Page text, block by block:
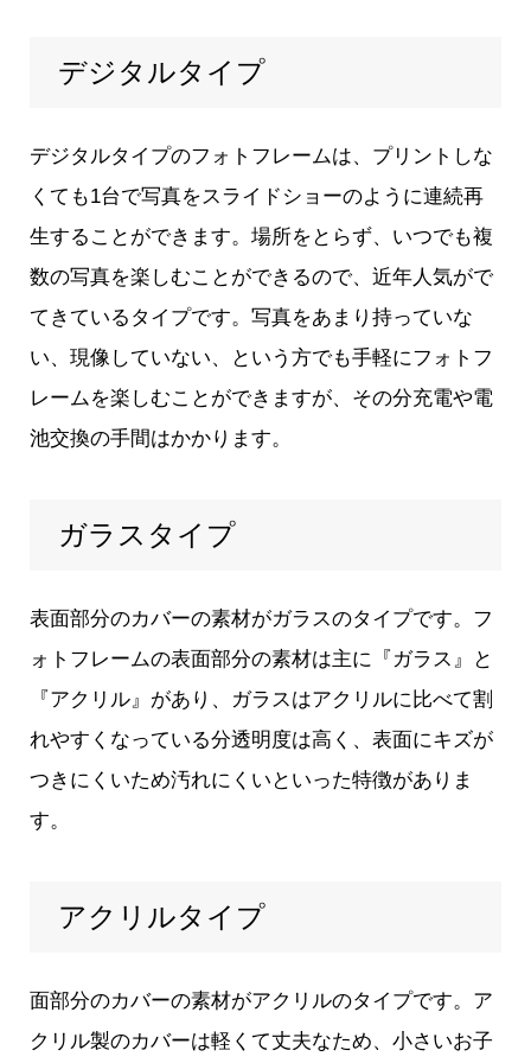
デジタルタイプ
デジタルタイプのフォトフレームは、プリントしな
くても1台で写真をスライドショーのように連続再
生することができます。場所をとらず、いつでも複
数の写真を楽しむことができるので、近年人気がで
てきているタイプです。写真をあまり持っていな
い、現像していない、という方でも手軽にフォトフ
レームを楽しむことができますが、その分充電や電
池交換の手間はかかります。
ガラスタイプ
表面部分のカバーの素材がガラスのタイプです。フ
ォトフレームの表面部分の素材は主に『ガラス』と
『アクリル』があり、ガラスはアクリルに比べて割
れやすくなっている分透明度は高く、表面にキズが
つきにくいため汚れにくいといった特徴がありま
す。
アクリルタイプ
面部分のカバーの素材がアクリルのタイプです。ア
クリル製のカバーは軽くて丈夫なため、小さいお子